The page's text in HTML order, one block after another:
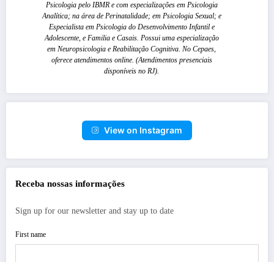
Psicologia pelo IBMR e com especializações em Psicologia
Analítica; na área de Perinatalidade; em Psicologia Sexual; e
Especialista em Psicologia do Desenvolvimento Infantil e
Adolescente, e Familia e Casais. Possui uma especialização
em Neuropsicologia e Reabilitação Cognitiva. No Cepaes,
oferece atendimentos online. (Atendimentos presenciais
disponíveis no RJ).
View on Instagram
Receba nossas informações
Sign up for our newsletter and stay up to date
First name